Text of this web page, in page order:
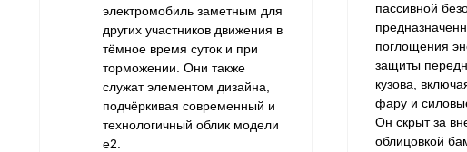
электромобиль заметным для
других участников движения в
тёмное время суток и при
торможении. Они также
служат элементом дизайна,
подчёркивая современный и
технологичный облик модели
e2.
пассивной
поглощения
защиты
кузова,
фару и
Он скрыт за
облицовкой